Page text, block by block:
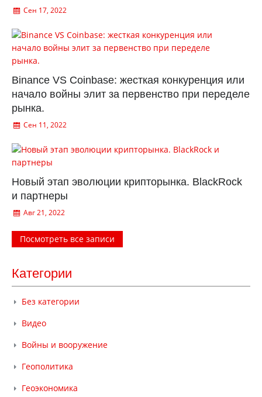
Сен 17, 2022
Binance VS Coinbase: жесткая конкуренция или
начало войны элит за первенство при переделе
рынка.
Сен 11, 2022
Новый этап эволюции крипторынка. BlackRock
и партнеры
Авг 21, 2022
Посмотреть все записи
Категории
Без категории
Видео
Войны и вооружение
Геополитика
Геоэкономика